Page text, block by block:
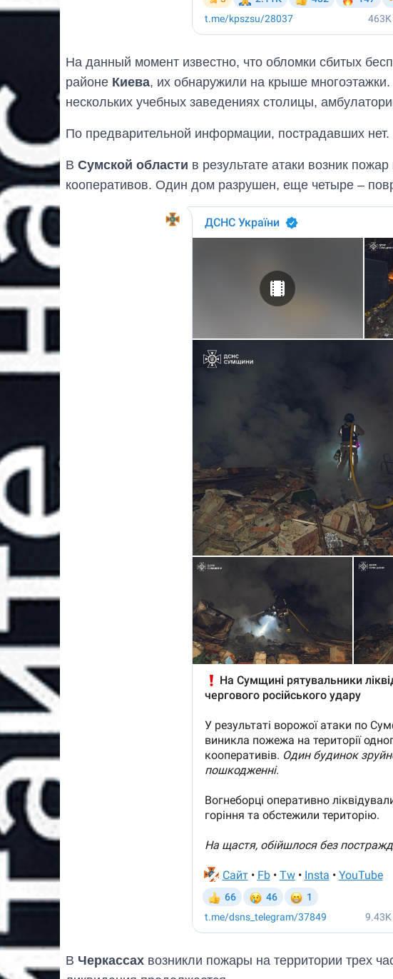
На данный момент известно, что обломки сбитых
районе Киева, их обнаружили на крыше
нескольких учебных заведениях столицы,
По предварительной информации, пострадавших нет.
В Сумской области в результате атаки возник
кооперативов. Один дом разрушен, еще четыре –
В Черкассах возникли пожары на территории трех